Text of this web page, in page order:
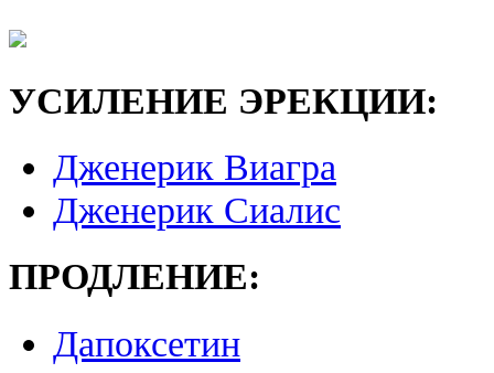
УСИЛЕНИЕ ЭРЕКЦИИ:
Дженерик Виагра
Дженерик Сиалис
ПРОДЛЕНИЕ:
Дапоксетин